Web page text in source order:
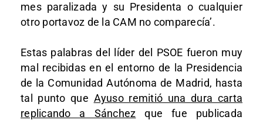
mes paralizada y su Presidenta o cualquier
otro portavoz de la CAM no comparecía’.
Estas palabras del líder del PSOE fueron muy
mal recibidas en el entorno de la Presidencia
de la Comunidad Autónoma de Madrid, hasta
tal punto que Ayuso remitió una dura carta
replicando a Sánchez que fue publicada